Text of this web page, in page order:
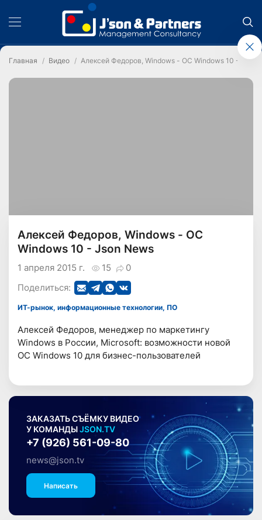
Главная Видео Алексей Федоров, Windows - ОС Windows 10 - Json
Алексей Федоров, Windows - ОС
Windows 10 - Json News
15 0
1 апреля 2015 г.
Поделиться:
ИТ-рынок, информационные технологии, ПО
Алексей Федоров, менеджер по маркетингу
Windows в России, Microsoft: возможности новой
ОС Windows 10 для бизнес-пользователей
ЗАКАЗАТЬ СЪЁМКУ ВИДЕО
У КОМАНДЫJSON.TV
+7 (926) 561-09-80
news@json.tv
Написать